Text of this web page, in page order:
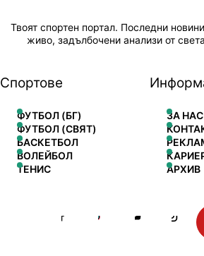
Твоят спортен портал. Последни
живо, задълбочени анализи от
Спортове
ФУТБОЛ (БГ)
ФУТБОЛ (СВЯТ)
БАСКЕТБОЛ
ВОЛЕЙБОЛ
ТЕНИС
ЗА НАС
АРХИВ